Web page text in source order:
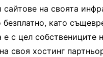
сайтове на своята
безплатно, като
с цел собствениците
своя хостинг